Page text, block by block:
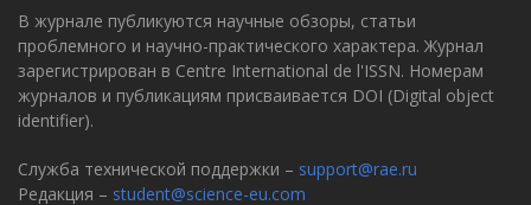
В журнале публикуются научные обзоры, статьи
проблемного и научно-практического характера. Журнал
зарегистрирован в Centre International de l'ISSN. Номерам
журналов и публикациям присваивается DOI (Digital object
identifier).
Служба технической поддержки – support@rae.ru
Редакция – student@science-eu.com